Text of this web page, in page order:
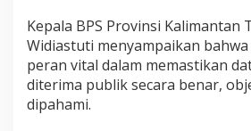
Kepala BPS Provinsi Kalimantan
Widiastuti menyampaikan
peran vital dalam memastikan
diterima publik secara benar,
dipahami.